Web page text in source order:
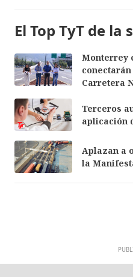
El Top TyT de la
Monterrey
Carretera
Terceros
aplicación
Aplazan a
la